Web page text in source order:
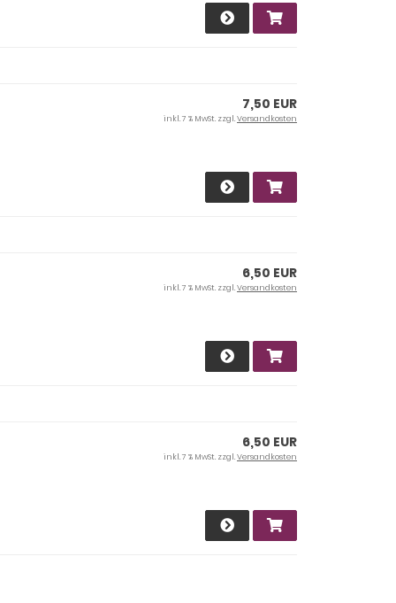
7,50 EUR
inkl. 7 % MwSt. zzgl.Versandkosten
6,50 EUR
inkl. 7 % MwSt. zzgl.Versandkosten
6,50 EUR
inkl. 7 % MwSt. zzgl.Versandkosten